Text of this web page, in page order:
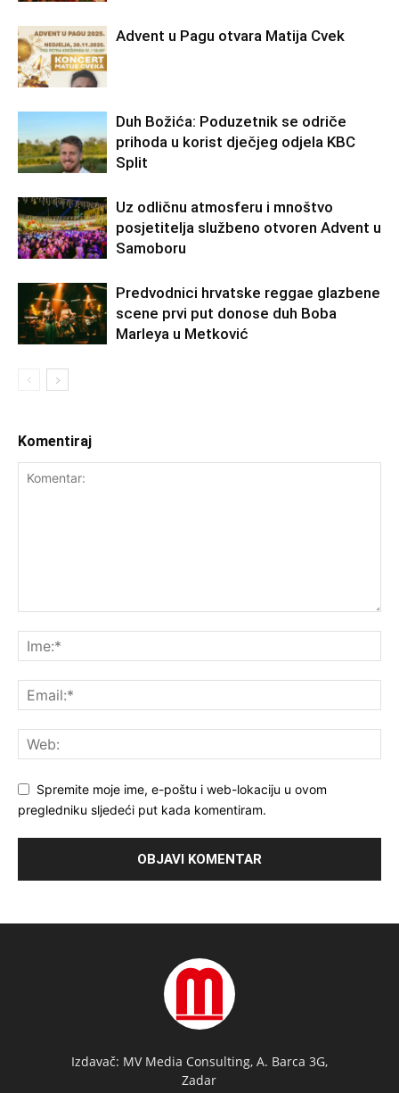
Advent u Pagu otvara Matija Cvek
Duh Božića: Poduzetnik se odriče
prihoda u korist dječjeg odjela KBC
Split
Uz odličnu atmosferu i mnoštvo
posjetitelja službeno otvoren Advent u
Samoboru
Predvodnici hrvatske reggae glazbene
scene prvi put donose duh Boba
Marleya u Metković
Komentiraj
Spremite moje ime, e-poštu i web-lokaciju u ovom
pregledniku sljedeći put kada komentiram.
Izdavač: MV Media Consulting, A. Barca 3G,
Zadar